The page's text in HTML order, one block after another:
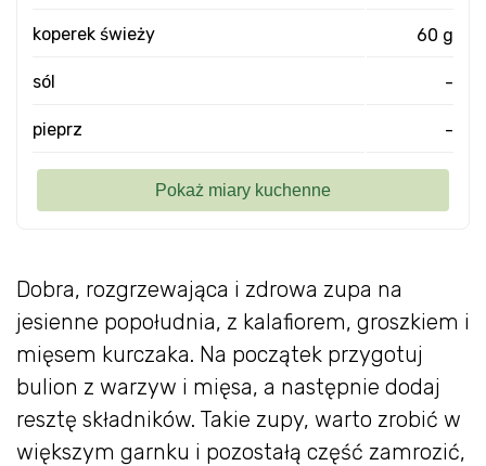
Dobra, rozgrzewająca i zdrowa zupa na
jesienne popołudnia, z kalafiorem, groszkiem i
mięsem kurczaka. Na początek przygotuj
bulion z warzyw i mięsa, a następnie dodaj
resztę składników. Takie zupy, warto zrobić w
większym garnku i pozostałą część zamrozić,
koperek świeży 60 g
sól -
pieprz -